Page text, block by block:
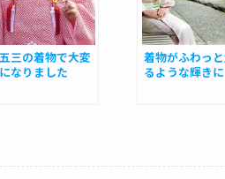
三の着物で大変
なりました
着物がふわっ
るような輝きに